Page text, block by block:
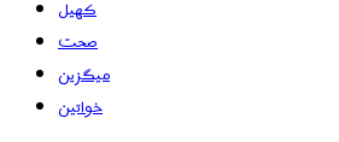
کھیل
صحت
میگزین
خواتین